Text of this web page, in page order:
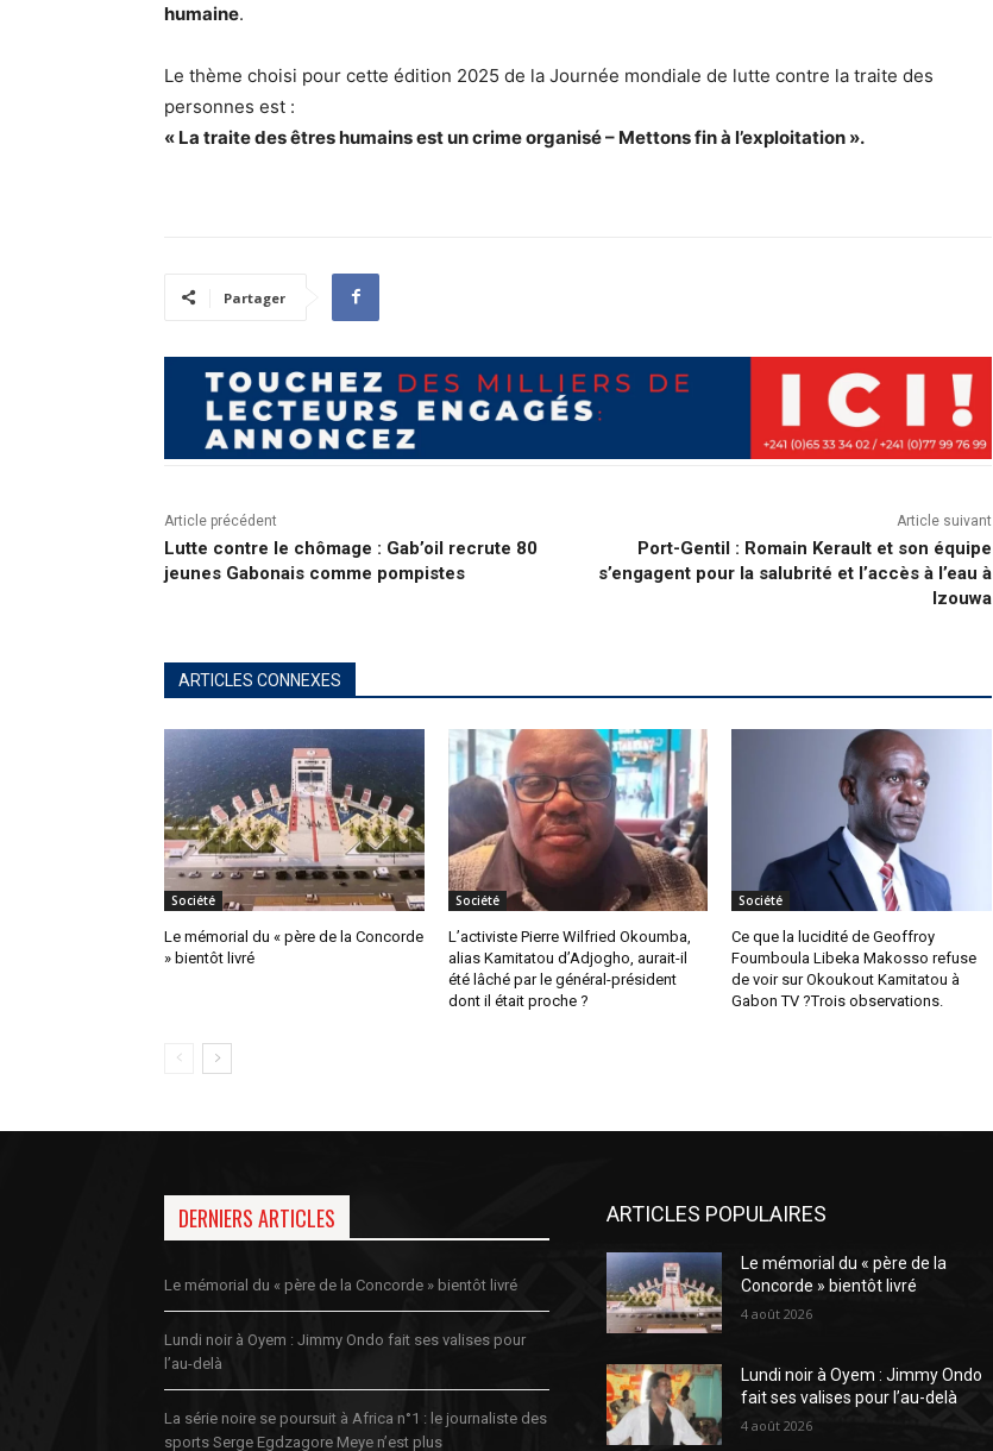
humaine.
Le thème choisi pour cette édition 2025 de la Journée mondiale de lutte contre la traite des
personnes est :
« La traite des êtres humains est un crime organisé – Mettons fin à l’exploitation ».
Partager
Article précédent
Lutte contre le chômage : Gab’oil recrute 80
jeunes Gabonais comme pompistes
Article suivant
Port-Gentil : Romain Kerault et son équipe
s’engagent pour la salubrité et l’accès à l’eau à
Izouwa
ARTICLES CONNEXES
Société
Le mémorial du « père de la Concorde
» bientôt livré
Société
L’activiste Pierre Wilfried Okoumba,
alias Kamitatou d’Adjogho, aurait-il
été lâché par le général-président
dont il était proche ?
Société
Ce que la lucidité de Geoffroy
Foumboula Libeka Makosso refuse
de voir sur Okoukout Kamitatou à
Gabon TV ?Trois observations.
DERNIERS ARTICLES
Le mémorial du « père de la Concorde » bientôt livré
Lundi noir à Oyem : Jimmy Ondo fait ses valises pour
l’au-delà
La série noire se poursuit à Africa n°1 : le journaliste des
sports Serge Egdzagore Meye n’est plus
ARTICLES POPULAIRES
Le mémorial du « père de la
Concorde » bientôt livré
4 août 2026
Lundi noir à Oyem : Jimmy Ondo
fait ses valises pour l’au-delà
4 août 2026